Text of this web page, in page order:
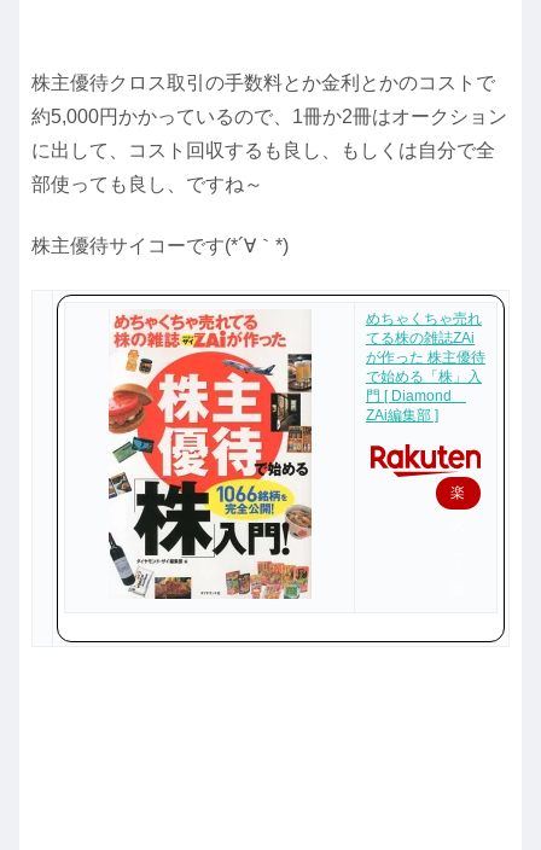
株主優待クロス取引の手数料とか金利とかのコストで
約5,000円かかっているので、1冊か2冊はオークション
に出して、コスト回収するも良し、もしくは自分で全
部使っても良し、ですね～
株主優待サイコーです(*´∀｀*)
めちゃくちゃ売れ
てる株の雑誌ZAi
が作った 株主優待
で始める「株」入
門 [ Diamond
ZAi編集部 ]
楽